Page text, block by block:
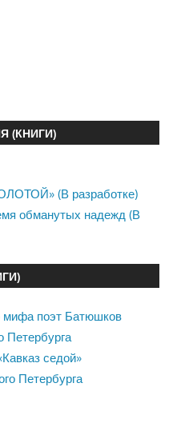
(КНИГИ)
(В разработке)
обманутых надежд (В
мифа поэт Батюшков
Петербурга
седой»
Петербурга